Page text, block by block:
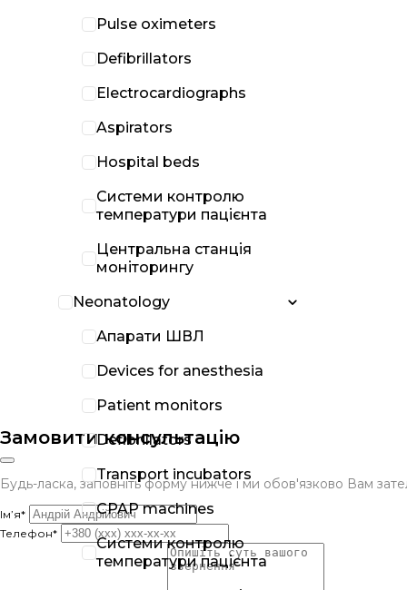
Замовити консультацію
Будь-ласка, заповніть форму нижче і ми обов'язково Вам
Ім’я*
Телефон*
Pulse oximeters
Defibrillators
Electrocardiographs
Aspirators
Hospital beds
Системи контролю
температури пацієнта
Центральна станція
моніторингу
Neonatology
Апарати ШВЛ
Devices for anesthesia
Patient monitors
Defibrillators
Transport incubators
CPAP machines
Системи контролю
температури пацієнта